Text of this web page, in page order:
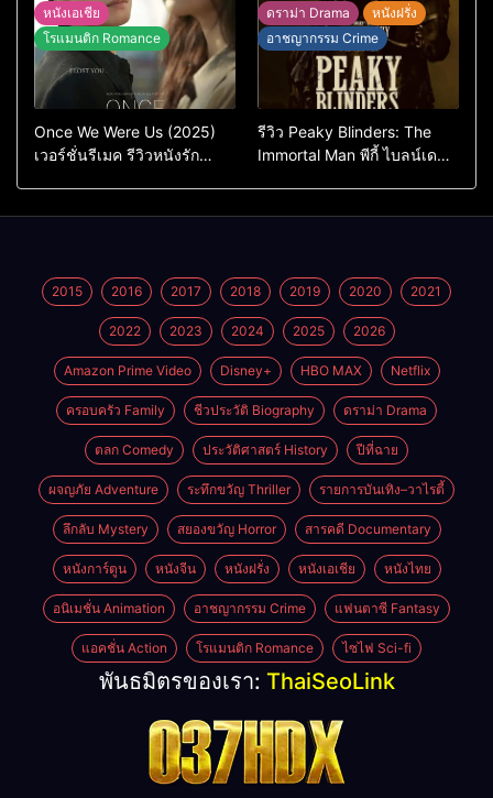
หนังเอเชีย
โรแมนติก Romance
Once We Were Us (2025)
เวอร์ชั่นรีเมค รีวิวหนังรัก
ดราม่า Drama
หนังฝรั่ง
อาชญากรรม Crime
รีวิว Peaky Blinders: The
Immortal Man พีกี้ ไบลน์เด
2015 2016 2017 2018 2019 2020 2021
2022 2023 2024 2025 2026
Amazon Prime Video Disney+ HBO MAX Netflix
ครอบครัว Family ชีวประวัติ Biography ดราม่า Drama
ตลก Comedy ประวัติศาสตร์ History ปีที่ฉาย
ผจญภัย Adventure ระทึกขวัญ Thriller รายการบันเทิง–วาไรตี้
ลึกลับ Mystery สยองขวัญ Horror สารคดี Documentary
หนังการ์ตูน หนังจีน หนังฝรั่ง หนังเอเชีย หนังไทย
อนิเมชั่น Animation อาชญากรรม Crime แฟนตาซี Fantasy
แอคชั่น Action โรแมนติก Romance ไซไฟ Sci-fi
พันธมิตรของเรา: ThaiSeoLink